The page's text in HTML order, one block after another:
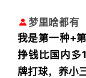
梦里啥都有
我是第一种+
挣钱比国内
牌打球，养小